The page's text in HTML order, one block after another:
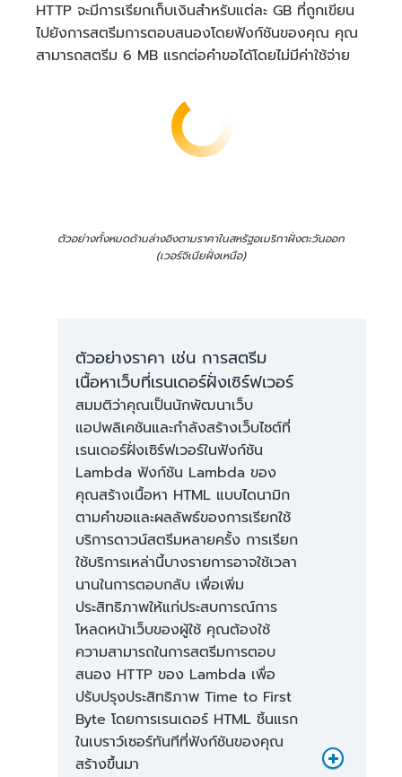
ค่าบริการคำขอ:
2
* 0.20 USD = 0.40 USD
ค่าบริการประมวลผลในขณะ
ที่เปิดใช้งานกระบวนการ
ทำงานพร้อมกันที่มีการเตรี
ยมใช้งาน:
ค่าบริการประมวลผลในขณะ
ที่เปิดใช้งานกระบวนการ
ทำงานพร้อมกันที่มีการเตรี
ยมใช้งาน:
2,240,000 GB-วินาที *
0.0000097222 USD =
21.78 USD
ค่าบริการคำขอ
HTTP จะมีการเรียกเก็บเงินสำหรับแต่ละ GB ที่ถูกเขียน
ไปยังการสตรีมการตอบสนองโดยฟังก์ชันของคุณ คุณ
สามารถสตรีม 6 MB แรกต่อคำขอได้โดยไม่มีค่าใช้จ่าย
ตัวอย่างทั้งหมดด้านล่างอิงตามราคาในสหรัฐอเมริกาฝั่งตะวันออก
(เวอร์จิเนียฝั่งเหนือ)
ตัวอย่างราคา เช่น การสตรีม
เนื้อหาเว็บที่เรนเดอร์ฝั่งเซิร์ฟเวอร์
สมมติว่าคุณเป็นนักพัฒนาเว็บ
แอปพลิเคชันและกำลังสร้างเว็บไซต์ที่
เรนเดอร์ฝั่งเซิร์ฟเวอร์ในฟังก์ชัน
Lambda ฟังก์ชัน Lambda ของ
คุณสร้างเนื้อหา HTML แบบไดนามิก
ตามคำขอและผลลัพธ์ของการเรียกใช้
บริการดาวน์สตรีมหลายครั้ง การเรียก
ใช้บริการเหล่านี้บางรายการอาจใช้เวลา
นานในการตอบกลับ เพื่อเพิ่ม
ประสิทธิภาพให้แก่ประสบการณ์การ
โหลดหน้าเว็บของผู้ใช้ คุณต้องใช้
ความสามารถในการสตรีมการตอบ
สนอง HTTP ของ Lambda เพื่อ
ปรับปรุงประสิทธิภาพ Time to First
Byte โดยการเรนเดอร์ HTML ชิ้นแรก
ในเบราว์เซอร์ทันทีที่ฟังก์ชันของคุณ
สร้างขึ้นมา